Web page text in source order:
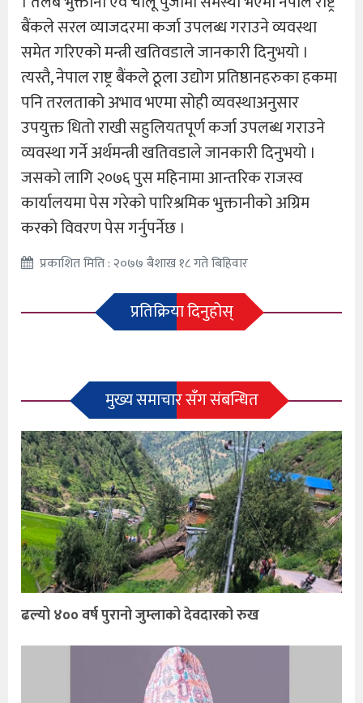
बैंकले सरल व्याजदरमा कर्जा उपलब्ध गराउने व्यवस्था
समेत गरिएको मन्त्री खतिवडाले जानकारी दिनुभयो ।
त्यस्तै, नेपाल राष्ट्र बैंकले ठूला उद्योग प्रतिष्ठानहरुका हकमा
पनि तरलताको अभाव भएमा सोही व्यवस्थाअनुसार
उपयुक्त धितो राखी सहुलियतपूर्ण कर्जा उपलब्ध गराउने
व्यवस्था गर्ने अर्थमन्त्री खतिवडाले जानकारी दिनुभयो ।
जसको लागि २०७६ पुस महिनामा आन्तरिक राजस्व
कार्यालयमा पेस गरेको पारिश्रमिक भुक्तानीको अग्रिम
करको विवरण पेस गर्नुपर्नेछ ।
प्रकाशित मिति : २०७७ बैशाख १८ गते बिहिवार
प्रतिक्रिया दिनुहोस्
मुख्य समाचार सँग संबन्धित
ढल्यो ४०० वर्ष पुरानो जुम्लाको देवदारको रुख